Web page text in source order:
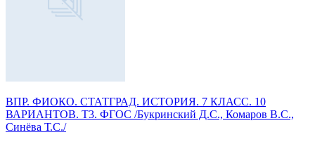
ВПР. ФИОКО. СТАТГРАД. ИСТОРИЯ. 7 КЛАСС. 10
ВАРИАНТОВ. Т3. ФГОС /Букринский Д.С., Комаров В.С.,
Синёва Т.С./